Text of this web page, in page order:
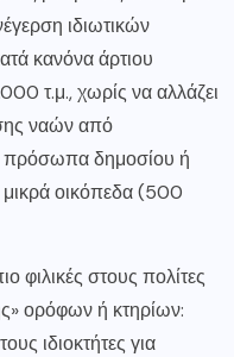
ιδιωτικών
κανόνα άρτιου
τ.μ., χωρίς να αλλάζει
ναών από
πρόσωπα δημοσίου ή
μικρά οικόπεδα (500
φιλικές στους πολίτες
ορόφων ή κτηρίων:
ιδιοκτήτες για